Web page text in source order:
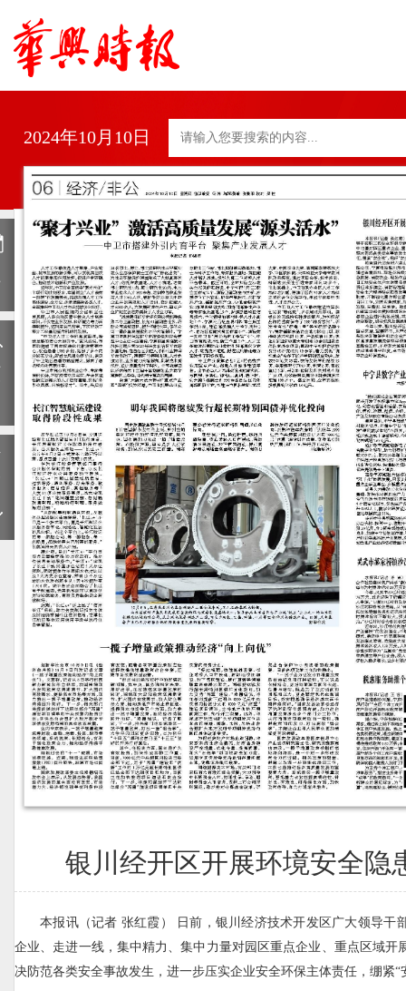
2024年10月10日
银川经开区开展环境安全隐
本报讯（记者 张红霞） 日前，银川经济技术开发区广大领导干
企业、走进一线，集中精力、集中力量对园区重点企业、重点区域开
决防范各类安全事故发生，进一步压实企业安全环保主体责任，绷紧“